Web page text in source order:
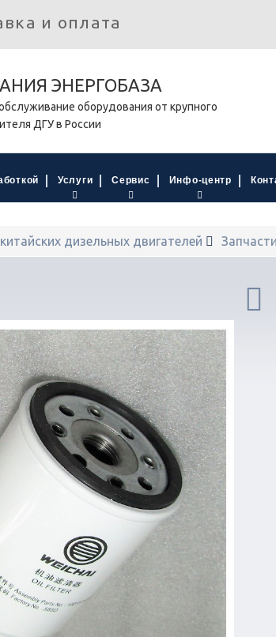
и оплата
ЭНЕРГОБАЗА
оборудования от крупного
ДГУ в России
Услуги Сервис Инфо-центр
дизельных двигателей